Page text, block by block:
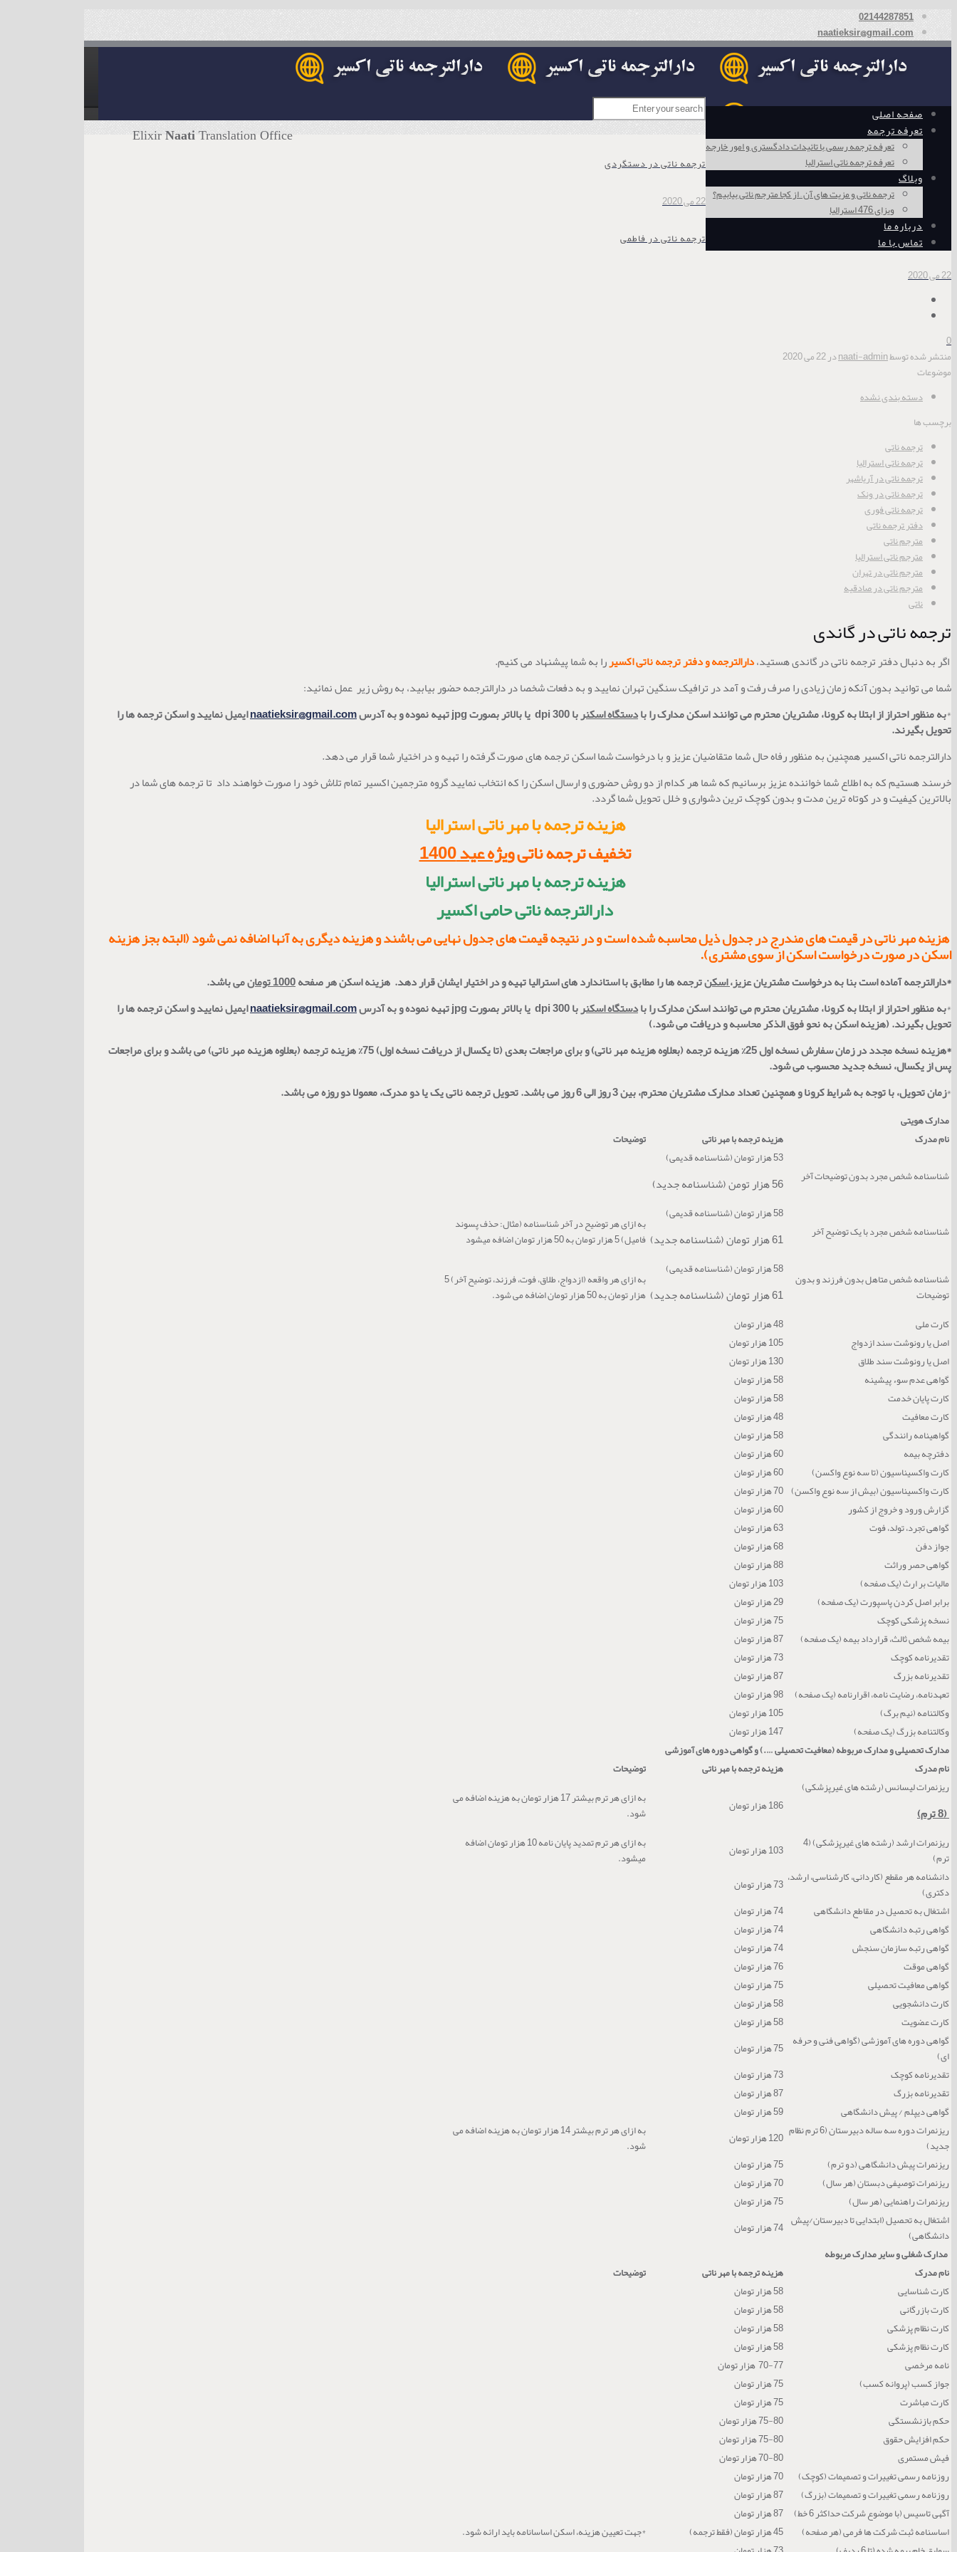
02144287851
naatieksir@gmail.com
صفحه اصلی
تعرفه ترجمه
تعرفه ترجمه رسمی با تائیدات دادگستری و امور خارجه
تعرفه ترجمه ناتی استرالیا
وبلاگ
ترجمه ناتی و مزیت های آن – از کجا مترجم ناتی بیابیم؟
ویزای 476 استرالیا
درباره ما
تماس با ما
Elixir Naati Translation Office
ترجمه ناتی در دستگردی
22 می 2020
ترجمه ناتی در فاطمی
22 می 2020
0
منتشر شده توسطnaati-adminدر22 می 2020
موضوعات
دسته بندی نشده
برچسب ها
ترجمه ناتی
ترجمه ناتی استرالیا
ترجمه ناتی در آریاشهر
ترجمه ناتی در ونک
ترجمه ناتی فوری
دفتر ترجمه ناتی
مترجم ناتی
مترجم ناتی استرالیا
مترجم ناتی در تهران
مترجم ناتی در صادقیه
ناتی
ترجمه ناتی در گاندی
اگر به دنبال دفتر ترجمه ناتی در گاندی هستید،دارالترجمه و دفتر ترجمه ناتی اکسیررا به شما پیشنهاد می کنیم.
شما می توانید بدون آنکه زمان زیادی را صرف رفت و آمد در ترافیک سنگین تهران نمایید و به دفعات شخصا در دارالترجمه حضور بیابید، به روش زیر عمل نمائید:
*به منظور احتراز از ابتلا به کرونا، مشتریان محترم می توانند اسکن مدارک را بادستگاه اسکنرباdpi 300 یا بالاتر بصورتjpgتهیه نموده و به آدرسnaatieksir@gmail.comایمیل نمایید و اسکن ترجمه ها را
تحویل بگیرند.
دارالترجمه ناتی اکسیر همچنین به منظور رفاه حال شما متقاضیان عزیز و با درخواست شما اسکن ترجمه های صورت گرفته را تهیه و در اختیار شما قرار می دهد.
خرسند هستیم که به اطلاع شما خواننده عزیز برسانیم که شما هر کدام از دو روش حضوری و ارسال اسکن را که انتخاب نمایید گروه مترجمین اکسیر تمام تلاش خود را صورت خواهند داد تا ترجمه های شما در
بالاترین کیفیت و در کوتاه ترین مدت و بدون کوچک ترین دشواری و خلل تحویل شما گردد.
هزینه ترجمه با مهر ناتی استرالیا
تخفیف ترجمه ناتیویژه عید 1400
هزینه ترجمه با مهر ناتی استرالیا
دارالترجمه ناتی حامی اکسیر
هزینه مهر ناتی در قیمت های مندرج در جدول ذیل محاسبه شده است و در نتیجه قیمت های جدول نهایی می باشند و هزینه دیگری به آنها اضافه نمی شود (البته بجز هزینه
اسکن در صورت درخواست اسکن از سوی مشتری).
*دارالترجمه آماده است بنا به درخواست مشتریان عزیز،اسکنترجمه ها را مطابق با استاندارد های استرالیا تهیه و در اختیار ایشان قرار دهد. هزینه اسکن هر صفحه1000 تومان
می باشد.
*به منظور احتراز از ابتلا به کرونا، مشتریان محترم می توانند اسکن مدارک را بادستگاه اسکنرباdpi 300 یا بالاتر بصورتjpgتهیه نموده و به آدرسnaatieksir@gmail.comایمیل نمایید و اسکن ترجمه ها را
تحویل بگیرند. (هزینه اسکن به نحو فوق الذکر محاسبه و دریافت می شود.)
*
هزینه نسخه مجدد در زمان سفارش نسخه اول 25% هزینه ترجمه (بعلاوه هزینه مهر ناتی) و برای مراجعات بعدی (تا یکسال از دریافت نسخه اول) 75% هزینه ترجمه (بعلاوه هزینه مهر ناتی) می باشد و برای مراجعات
پس از یکسال، نسخه جدید محسوب می شود.
*زمان تحویل، با توجه به شرایط کرونا و همچنین تعداد مدارک مشتریان محترم، بین 3 روز الی 6 روز می باشد. تحویل ترجمه ناتی یک یا دو مدرک، معمولا دو روزه می باشد.
مدارک هویتی
نام مدرک
هزینه ترجمه با مهر ناتی
توضیحات
شناسنامه شخص مجرد بدون توضیحات آخر
53 هزار تومان (شناسنامه قدیمی)
56 هزار تومن (شناسنامه جدید)
شناسنامه شخص مجرد با یک توضیح آخر
58 هزار تومان (شناسنامه قدیمی)
61 هزار تومان (شناسنامه جدید)
به ازای هر توضیح در آخر شناسنامه (مثال: حذف پسوند
فامیل) 5 هزار تومان به 50 هزار تومان اضافه میشود
شناسنامه شخص متاهل بدون فرزند و بدون
توضیحات
58 هزار تومان (شناسنامه قدیمی)
61 هزار تومان (شناسنامه جدید)
به ازای هر واقعه (ازدواج، طلاق، فوت، فرزند، توضیح آخر) 5
هزار تومان به 50 هزار تومان اضافه می شود.
کارت ملی
48 هزار تومان
اصل یا رونوشت سند ازدواج
105 هزار تومان
اصل یا رونوشت سند طلاق
130 هزار تومان
گواهی عدم سوء پیشینه
58 هزار تومان
کارت پایان خدمت
58 هزار تومان
کارت معافیت
48 هزار تومان
گواهینامه رانندگی
58 هزار تومان
دفترچه بیمه
60 هزار تومان
کارت واکسیناسیون (تا سه نوع واکسن)
60 هزار تومان
کارت واکسیناسیون (بیش از سه نوع واکسن) 70 هزار تومان
گزارش ورود و خروج از کشور
60 هزار تومان
گواهی تجرد، تولد، فوت
63 هزار تومان
جواز دفن
68 هزار تومان
گواهی حصر وراثت
88 هزار تومان
مالیات بر ارث (یک صفحه)
103 هزار تومان
برابر اصل کردن پاسپورت (یک صفحه)
29 هزار تومان
نسخه پزشکی کوچک
75 هزار تومان
بیمه شخص ثالث، قرارداد بیمه (یک صفحه)
87 هزار تومان
تقدیرنامه کوچک
73 هزار تومان
تقدیرنامه بزرگ
87 هزار تومان
تعهدنامه، رضایت نامه، اقرارنامه (یک صفحه)
98 هزار تومان
وکالتنامه (نیم برگ)
105 هزار تومان
وکالتنامه بزرگ (یک صفحه)
147 هزار تومان
مدارک تحصیلی و مدارک مربوطه (معافیت تحصیلی ….) و گواهی دوره های آموزشی
نام مدرک
هزینه ترجمه با مهر ناتی
توضیحات
ریزنمرات لیسانس (رشته های غیرپزشکی)
(8 ترم) 186 هزار تومان
به ازای هر ترم بیشتر 17 هزار تومان به هزینه اضافه می
شود.
ریزنمرات ارشد (رشته های غیرپزشکی) (4
ترم)
103 هزار تومان
به ازای هر ترم تمدید پایان نامه 10 هزار تومان اضافه
میشود.
دانشنامه هر مقطع (کاردانی، کارشناسی، ارشد،
دکتری)
73 هزار تومان
اشتغال به تحصیل در مقاطع دانشگاهی
74 هزار تومان
گواهی رتبه دانشگاهی
74 هزار تومان
گواهی رتبه سازمان سنجش
74 هزار تومان
گواهی موقت
76 هزار تومان
گواهی معافیت تحصیلی
75 هزار تومان
کارت دانشجویی
58 هزار تومان
کارت عضویت
58 هزار تومان
گواهی دوره های آموزشی (گواهی فنی و حرفه
ای)
75 هزار تومان
تقدیرنامه کوچک
73 هزار تومان
تقدیرنامه بزرگ
87 هزار تومان
گواهی دیپلم / پیش دانشگاهی
59 هزار تومان
ریزنمرات دوره سه ساله دبیرستان (6 ترم نظام
جدید)
120 هزار تومان
به ازای هر ترم بیشتر 14 هزار تومان به هزینه اضافه می
شود.
ریزنمرات پیش دانشگاهی (دو ترم)
75 هزار تومان
ریزنمرات توصیفی دبستان (هر سال)
70 هزار تومان
ریزنمرات راهنمایی (هر سال)
75 هزار تومان
اشتغال به تحصیل (ابتدایی تا دبیرستان/پیش
دانشگاهی)
74 هزار تومان
مدارک شغلی و سایر مدارک مربوطه
نام مدرک
هزینه ترجمه با مهر ناتی
توضیحات
کارت شناسایی
58 هزار تومان
کارت بازرگانی
58 هزار تومان
کارت نظام پزشکی
58 هزار تومان
کارت نظام پزشکی
58 هزار تومان
نامه مرخصی
70-77 هزار تومان
جواز کسب (پروانه کسب)
75 هزار تومان
کارت مباشرت
75 هزار تومان
حکم بازنشستگی
75-80 هزار تومان
حکم افزایش حقوق
75-80 هزار تومان
فیش مستمری
70-80 هزار تومان
روزنامه رسمی تغییرات و تصمیمات (کوچک)
70 هزار تومان
روزنامه رسمی تغییرات و تصمیمات (بزرگ)
87 هزار تومان
آگهی تاسیس (با موضوع شرکت حداکثر 6 خط)
87 هزار تومان
اساسنامه ثبت شرکت ها فرمی (هر صفحه)
45 هزار تومان (فقط ترجمه)
*جهت تعیین هزینه، اسکن اساسانامه باید ارائه شود.